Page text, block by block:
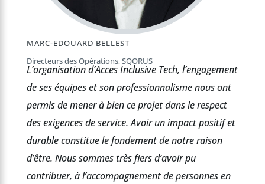
MARC-EDOUARD BELLEST
Directeurs des Opérations, SQORUS
L’organisation d’Acces Inclusive Tech, l’engagement
de ses équipes et son professionnalisme nous ont
permis de mener à bien ce projet dans le respect
des exigences de service. Avoir un impact positif et
durable constitue le fondement de notre raison
d’être. Nous sommes très fiers d’avoir pu
contribuer, à l’accompagnement de personnes en